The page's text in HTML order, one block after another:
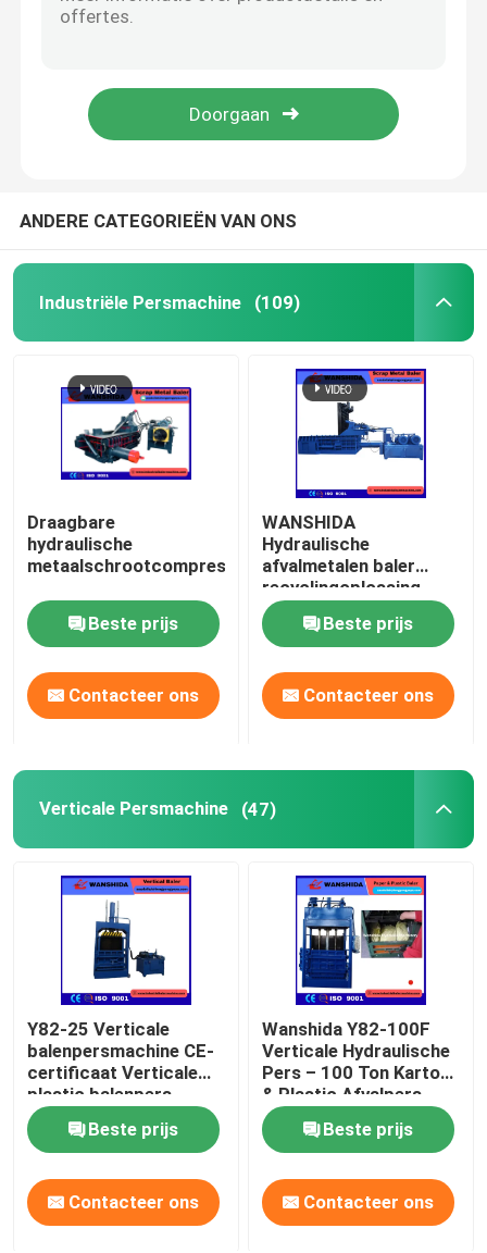
Horizontale Persmachine
De hydraulische Machine van de Metaalpers
Metalen briketteerpers
Schroot Scherende Machine
Schrootscheerbeurt
Brugscheerbeurt
schrootmaalmachine
ANDERE CATEGORIEËN VAN ONS
Industriële Persmachine (109)
Draagbare
hydraulische
metaalschrootcompressor
Beste prijs
Contacteer ons
WANSHIDA
Hydraulische
afvalmetalen baler
recyclingoplossing.
Beste prijs
Contacteer ons
Verticale Persmachine (47)
Y82-25 Verticale
balenpersmachine CE-
certificaat Verticale
plastic balenpers
Beste prijs
Contacteer ons
Wanshida Y82-100F
Verticale Hydraulische
Pers – 100 Ton Karton
& Plastic Afvalpers
Beste prijs
Contacteer ons